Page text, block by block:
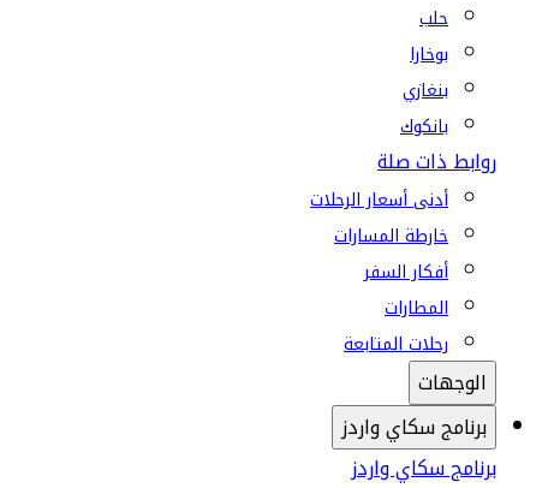
حلب
بوخارا
بنغازي
بانكوك
روابط ذات صلة
أدنى أسعار الرحلات
خارطة المسارات
أفكار السفر
المطارات
رحلات المتابعة
الوجهات
برنامج سكاي واردز
برنامج سكاي واردز